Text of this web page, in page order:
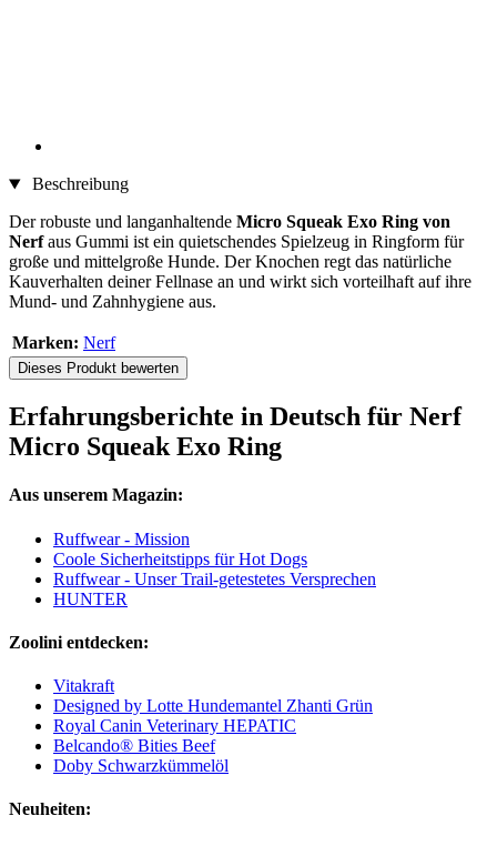
Beschreibung
Der robuste und langanhaltende Micro Squeak Exo Ring von
Nerfaus Gummi ist ein quietschendes Spielzeug in Ringform für
große und mittelgroße Hunde. Der Knochen regt das natürliche
Kauverhalten deiner Fellnase an und wirkt sich vorteilhaft auf ihre
Mund- und Zahnhygiene aus.
Marken: Nerf
Dieses Produkt bewerten
Erfahrungsberichte in Deutsch für Nerf
Micro Squeak Exo Ring
Aus unserem Magazin:
Ruffwear - Mission
Coole Sicherheitstipps für Hot Dogs
Ruffwear - Unser Trail-getestetes Versprechen
HUNTER
Zoolini entdecken:
Vitakraft
Designed by Lotte Hundemantel Zhanti Grün
Royal Canin Veterinary HEPATIC
Belcando® Bities Beef
Doby Schwarzkümmelöl
Neuheiten: